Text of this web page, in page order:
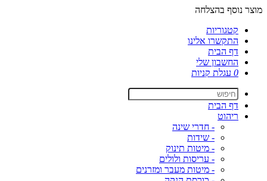
מוצר נוסף בהצלחה
קטגוריות
התקשרו אלינו
דף הבית
החשבון שלי
0 עגלת קניות
דף הבית
ריהוט
- חדרי שינה
- שידות
- מיטות תינוק
- עריסות ולולים
- מיטות מעבר ומזרנים